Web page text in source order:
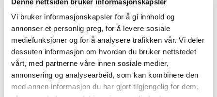
Vi bruker informasjonskapsler for å gi innhold og
annonser et personlig preg, for å levere sosiale
mediefunksjoner og for å analysere trafikken vår. Vi deler
dessuten informasjon om hvordan du bruker nettstedet
vårt, med partnerne våre innen sosiale medier,
annonsering og analysearbeid, som kan kombinere den
med annen informasjon du har gjort tilgjengelig for dem,
Season
Special